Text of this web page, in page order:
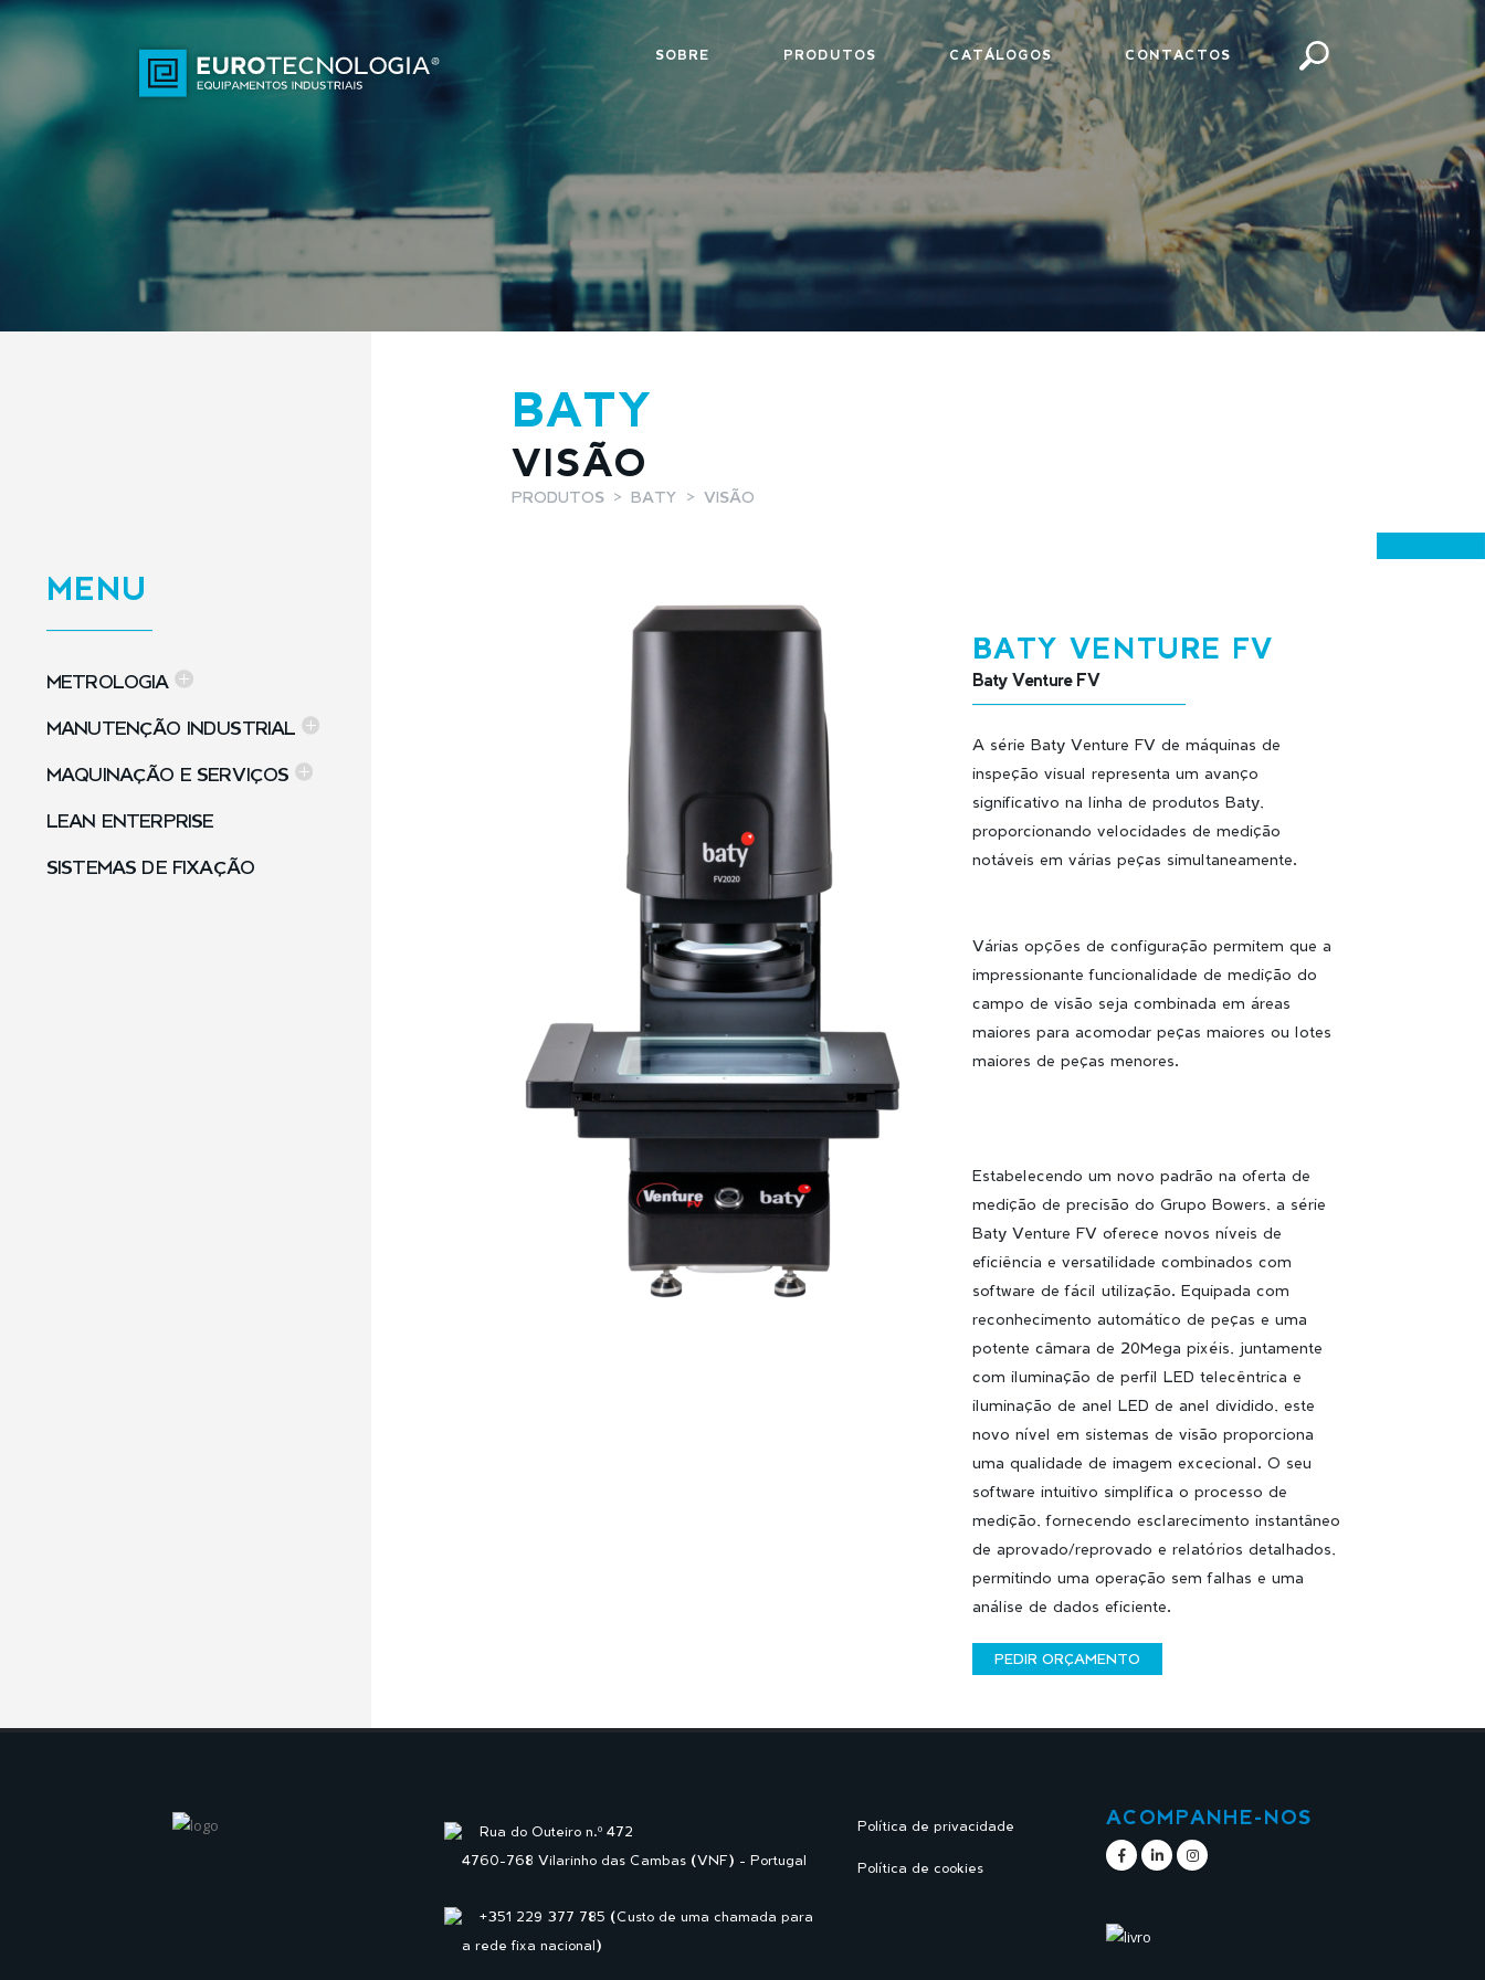
SOBRE PRODUTOS CATÁLOGOS CONTACTOS
MENU
METROLOGIA
MANUTENÇÃO INDUSTRIAL
MAQUINAÇÃO E SERVIÇOS
LEAN ENTERPRISE
SISTEMAS DE FIXAÇÃO
BATY
VISÃO
PRODUTOS BATY VISÃO
BATY VENTURE FV
Baty Venture FV
A série Baty Venture FV de máquinas de
inspeção visual representa um avanço
significativo na linha de produtos Baty,
proporcionando velocidades de medição
notáveis em várias peças simultaneamente.
Várias opções de configuração permitem que a
impressionante funcionalidade de medição do
campo de visão seja combinada em áreas
maiores para acomodar peças maiores ou lotes
maiores de peças menores.
Estabelecendo um novo padrão na oferta de
medição de precisão do Grupo Bowers, a série
Baty Venture FV oferece novos níveis de
eficiência e versatilidade combinados com
software de fácil utilização. Equipada com
reconhecimento automático de peças e uma
potente câmara de 20Mega pixéis, juntamente
com iluminação de perfil LED telecêntrica e
iluminação de anel LED de anel dividido, este
novo nível em sistemas de visão proporciona
uma qualidade de imagem excecional. O seu
software intuitivo simplifica o processo de
medição, fornecendo esclarecimento instantâneo
de aprovado/reprovado e relatórios detalhados,
permitindo uma operação sem falhas e uma
análise de dados eficiente.
PEDIR ORÇAMENTO
Rua do Outeiro n.º 472
4760-768 Vilarinho das Cambas (VNF) - Portugal
+351 229 377 785 (Custo de uma chamada para
a rede fixa nacional)
Política de privacidade
Política de cookies
ACOMPANHE-NOS